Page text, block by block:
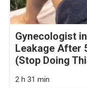
Gynecologist
Leakage After
(Stop Doing
2 h 31 min